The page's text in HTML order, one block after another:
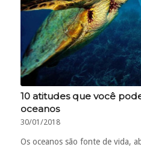
10 atitudes que você
oceanos
30/01/2018
Os oceanos são fonte de vida,